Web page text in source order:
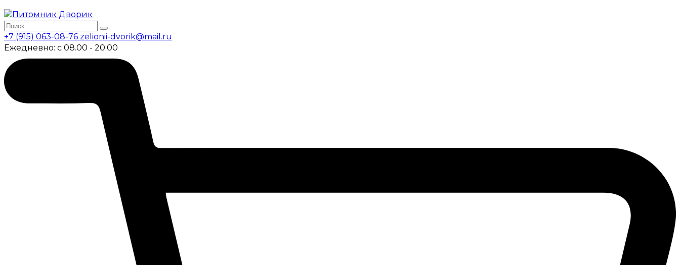
+7 (915) 063-08-76 zelionii-dvorik@mail.ru
Ежедневно: с 08.00 - 20.00